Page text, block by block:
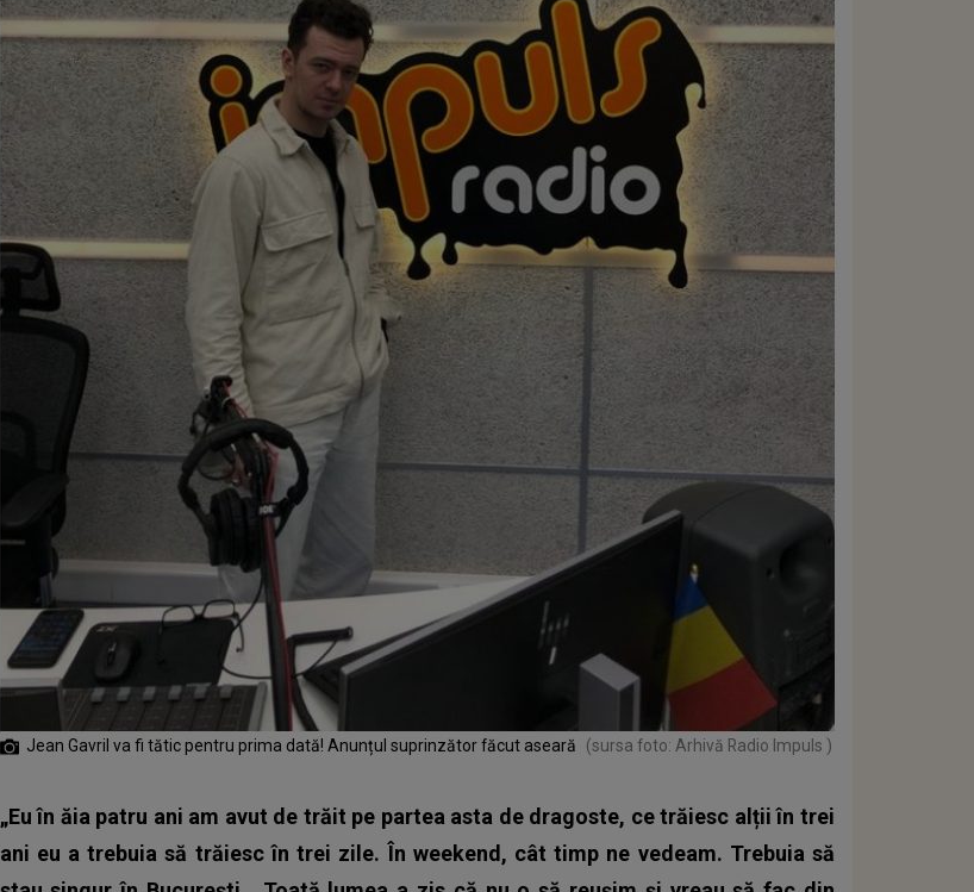
Jean Gavril va fi tătic pentru prima dată! Anunțul suprinzător făcut aseară (sursa foto: Arhivă Radio Impuls )
„Eu în ăia patru ani am avut de trăit pe partea asta de dragoste, ce trăiesc alții în trei
ani eu a trebuia să trăiesc în trei zile. În weekend, cât timp ne vedeam. Trebuia să